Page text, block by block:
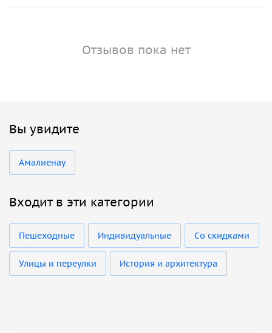
Отзывов пока нет
Вы увидите
Амалиенау
Входит в эти категории
Пешеходные Индивидуальные Со скидками
Улицы и переулки История и архитектура